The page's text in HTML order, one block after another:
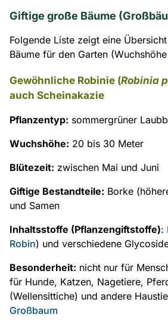
Giftige große Bäume
Folgende Liste zeigt eine
Bäume für den Garten
Gewöhnliche Robinie (Robinia
auch Scheinakazie
Pflanzentyp: sommergrüner
Wuchshöhe: 20 bis 30 Meter
Blütezeit: zwischen Mai und Juni
Giftige Bestandteile: Borke
und Samen
Inhaltsstoffe (Pflanzengiftstoffe):
Robin) und verschiedene
Besonderheit: nicht nur für
für Hunde, Katzen, Nagetiere,
(Wellensittiche) und andere
Großbaum